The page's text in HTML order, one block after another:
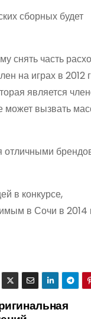
сборных будет
снять часть
на играх в 2012
является
может вызвать
отличными
в конкурсе,
в Сочи в 2014